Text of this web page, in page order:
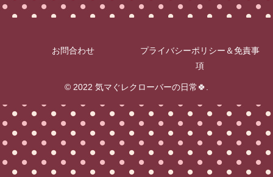
お問合わせ
プライバシーポリシー＆免責事
項
© 2022 気マぐレクローバーの日常🍀.